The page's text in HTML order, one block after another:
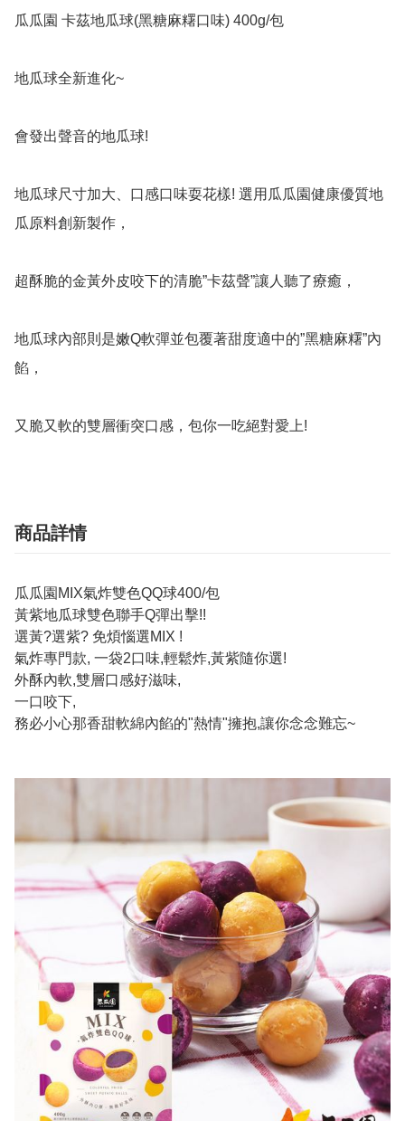
瓜瓜園 卡茲地瓜球(黑糖麻糬口味) 400g/包
地瓜球全新進化~
會發出聲音的地瓜球!
地瓜球尺寸加大、口感口味耍花樣! 選用瓜瓜園健康優質地
瓜原料創新製作，
超酥脆的金黃外皮咬下的清脆”卡茲聲”讓人聽了療癒，
地瓜球內部則是嫩Q軟彈並包覆著甜度適中的”黑糖麻糬”內
餡，
又脆又軟的雙層衝突口感，包你一吃絕對愛上!
商品詳情
瓜瓜園MIX氣炸雙色QQ球400/包
黃紫地瓜球雙色聯手Q彈出擊!!
選黃?選紫? 免煩惱選MIX !
氣炸專門款, 一袋2口味,輕鬆炸,黃紫隨你選!
外酥內軟,雙層口感好滋味,
一口咬下,
務必小心那香甜軟綿內餡的"熱情"擁抱,讓你念念難忘~